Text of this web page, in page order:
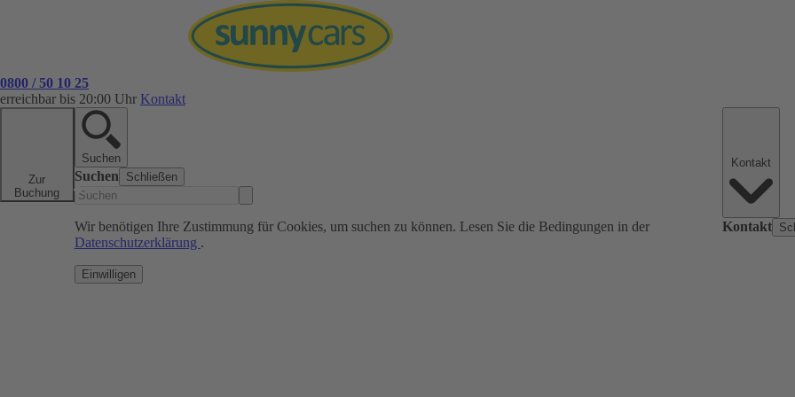
0800 / 50 10 25
erreichbar bis 20:00 Uhr Kontakt
Zur
Buchung
Suchen
Suchen Schließen
Wir benötigen Ihre Zustimmung für Cookies, um suchen zu können. Lesen Sie die Bedingungen in der
Datenschutzerklärung .
Einwilligen
Kontakt